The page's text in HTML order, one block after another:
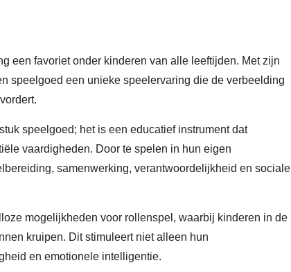
een favoriet onder kinderen van alle leeftijden. Met zijn
speelgoed een unieke speelervaring die de verbeelding
speelgoed; het is een educatief instrument dat
vaardigheden. Door te spelen in hun eigen
samenwerking, verantwoordelijkheid en sociale
mogelijkheden voor rollenspel, waarbij kinderen in de
kruipen. Dit stimuleert niet alleen hun
en emotionele intelligentie.